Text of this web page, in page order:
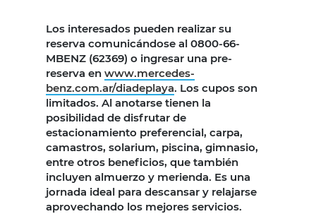
Los interesados pueden realizar su
reserva comunicándose al 0800-66-
MBENZ (62369) o ingresar una pre-
reserva en www.mercedes-
benz.com.ar/diadeplaya. Los cupos son
limitados. Al anotarse tienen la
posibilidad de disfrutar de
estacionamiento preferencial, carpa,
camastros, solarium, piscina, gimnasio,
entre otros beneficios, que también
incluyen almuerzo y merienda. Es una
jornada ideal para descansar y relajarse
aprovechando los mejores servicios.